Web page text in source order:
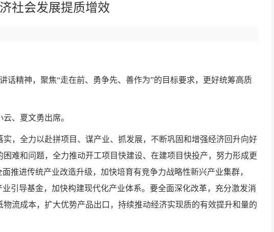
社会发展提质增效
精神，聚焦“走在前、勇争先、善作为”的目标要求，更好统筹高质
、夏文勇出席。
，全力以赴拼项目、谋产业、抓发展，不断巩固和增强经济回升向好
难和问题，全力推动开工项目快建设、在建项目快投产，努力形成更
推进传统产业改造升级，加快培育有竞争力战略性新兴产业集群，
引导基金，加快构建现代化产业体系。要全面深化改革，充分激发消
流成本，扩大优势产品出口，持续推动经济实现质的有效提升和量的